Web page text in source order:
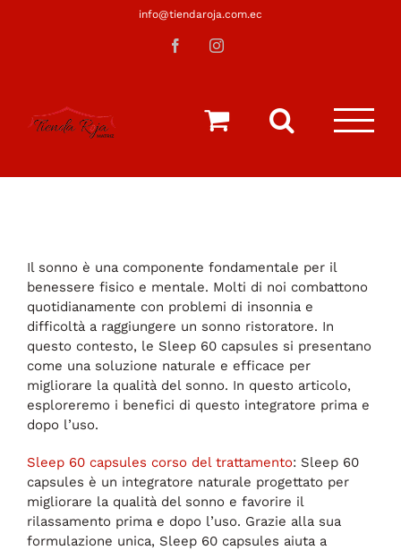
info@tiendaroja.com.ec
FacebookInstagram
Il sonno è una componente fondamentale per il
benessere fisico e mentale. Molti di noi combattono
quotidianamente con problemi di insonnia e
difficoltà a raggiungere un sonno ristoratore. In
questo contesto, le Sleep 60 capsules si presentano
come una soluzione naturale e efficace per
migliorare la qualità del sonno. In questo articolo,
esploreremo i benefici di questo integratore prima e
dopo l’uso.
Sleep 60 capsules corso del trattamento: Sleep 60
capsules è un integratore naturale progettato per
migliorare la qualità del sonno e favorire il
rilassamento prima e dopo l’uso. Grazie alla sua
formulazione unica, Sleep 60 capsules aiuta a